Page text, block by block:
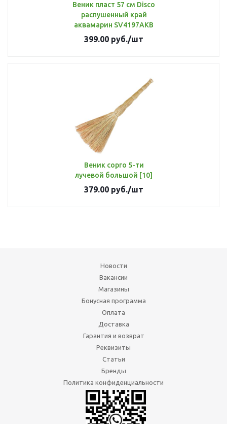
Веник пласт 57 см Disco
распушенный край
аквамарин SV4197АКВ
399.00 руб./шт
Веник сорго 5-ти
лучевой большой [10]
379.00 руб./шт
Новости
Вакансии
Магазины
Бонусная программа
Оплата
Доставка
Гарантия и возврат
Реквизиты
Статьи
Бренды
Политика конфиденциальности